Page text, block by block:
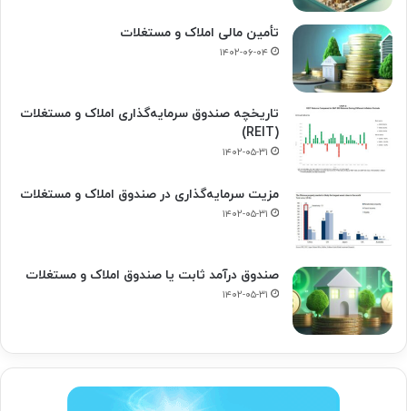
تأمین مالی املاک و مستغلات
۱۴۰۲-۰۶-۰۴
تاریخچه صندوق سرمایه‌گذاری املاک و مستغلات
(REIT)
۱۴۰۲-۰۵-۳۱
مزیت سرمایه‌گذاری در صندوق املاک و مستغلات
۱۴۰۲-۰۵-۳۱
صندوق درآمد ثابت یا صندوق املاک و مستغلات
۱۴۰۲-۰۵-۳۱